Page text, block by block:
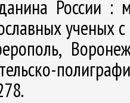
России :
ученых